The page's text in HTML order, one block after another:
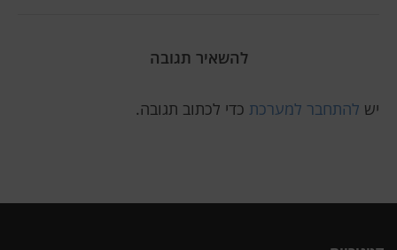
להשאיר תגובה
יש להתחבר למערכת כדי לכתוב תגובה.